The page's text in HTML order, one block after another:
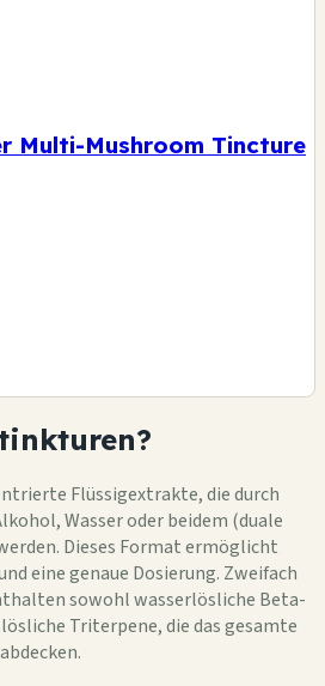
Multi-Mushroom Tincture
Flüssigextrakte, die durch
Wasser oder beidem (duale
Dieses Format ermöglicht
eine genaue Dosierung. Zweifach
sowohl wasserlösliche Beta-
Triterpene, die das gesamte